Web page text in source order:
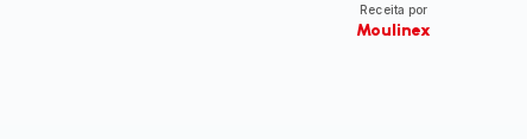
Receita por
Moulinex